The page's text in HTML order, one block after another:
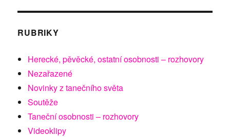
RUBRIKY
Herecké, pěvěcké, ostatní osobnosti – rozhovory
Nezařazené
Novinky z tanečního světa
Soutěže
Taneční osobnosti – rozhovory
Videoklipy